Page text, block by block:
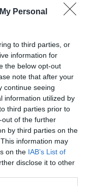
Personal
to third parties, or
information for
the below opt-out
note that after your
continue seeing
information utilized by
third parties prior to
of the further
by third parties on the
information may
on the IAB’s List of
disclose it to other
ban szabadult.
parancsnoka. Höss
kivégezték lengyel
tábor